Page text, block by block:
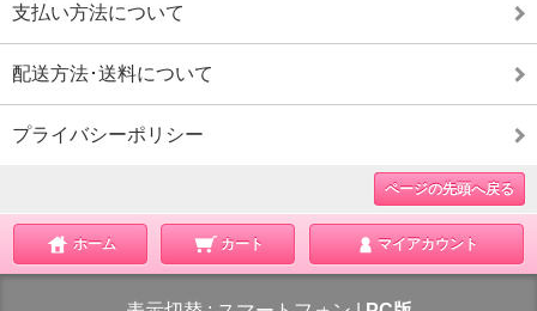
支払い方法について
配送方法･送料について
プライバシーポリシー
ページの先頭へ戻る
ホーム カート マイアカウント